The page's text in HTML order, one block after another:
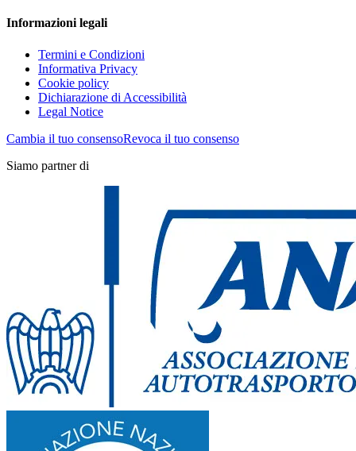
Informazioni legali
Termini e Condizioni
Informativa Privacy
Cookie policy
Dichiarazione di Accessibilità
Legal Notice
Cambia il tuo consensoRevoca il tuo consenso
Siamo partner di